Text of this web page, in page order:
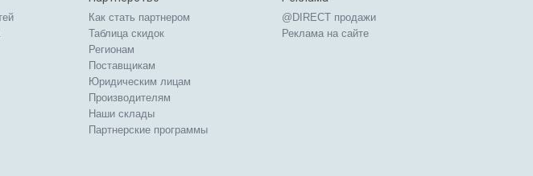
Как стать партнером
Таблица скидок
Регионам
Поставщикам
Юридическим лицам
Производителям
Наши склады
Партнерские программы
@DIRECT продажи
Реклама на сайте